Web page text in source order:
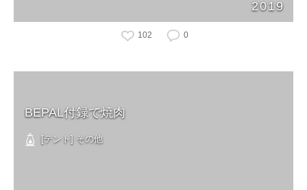
2019
102 0
BEPAL付録で焼肉
[テント] その他